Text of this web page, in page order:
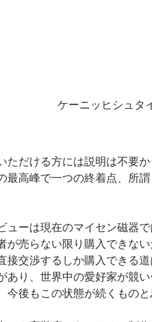
ケーニッヒシュタ
ただける方には説明は不要
最高峰で一つの終着点、所
ューは現在のマイセン磁器で
が売らない限り購入できな
接交渉するしか購入できる道
あり、世界中の愛好家が競
今後もこの状態が続くものと